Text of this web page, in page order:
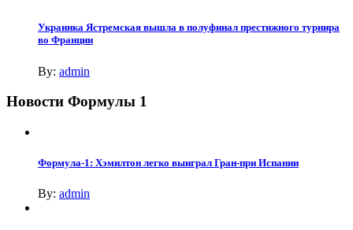
Украинка Ястремская вышла в полуфинал престижного турнира
во Франции
By: admin
Новости Формулы 1
Формула-1: Хэмилтон легко выиграл Гран-при Испании
By: admin